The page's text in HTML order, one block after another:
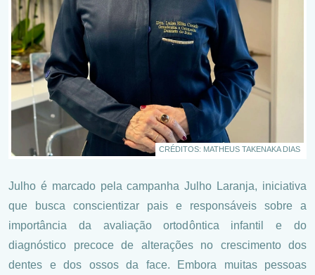
CRÉDITOS: MATHEUS TAKENAKA DIAS
Julho é marcado pela campanhaJulho Laranja, iniciativa
que busca conscientizar pais e responsáveis sobre a
importância da avaliação ortodôntica infantil e do
diagnóstico precoce de alterações no crescimento dos
dentes e dos ossos da face. Embora muitas pessoas